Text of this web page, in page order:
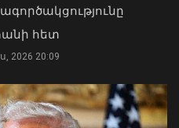
հետ
2026 20:09